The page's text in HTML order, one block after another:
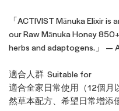
「ACTIVIST Mānuka Elixir
our Raw Mānuka Honey
herbs and adaptogens.」 —
適合人群 Suitable for
適合全家日常使用（12個月
然草本配方、希望日常增添